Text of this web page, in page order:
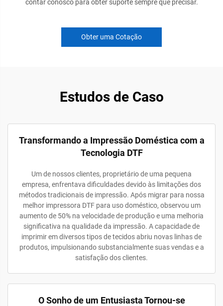
contar conosco para obter suporte sempre que precisar.
Obter uma Cotação
Estudos de Caso
Transformando a Impressão Doméstica com a
Tecnologia DTF
Um de nossos clientes, proprietário de uma pequena
empresa, enfrentava dificuldades devido às limitações dos
métodos tradicionais de impressão. Após migrar para nossa
melhor impressora DTF para uso doméstico, observou um
aumento de 50% na velocidade de produção e uma melhoria
significativa na qualidade da impressão. A capacidade de
imprimir em diversos tipos de tecidos abriu novas linhas de
produtos, impulsionando substancialmente suas vendas e a
satisfação dos clientes.
O Sonho de um Entusiasta Tornou-se